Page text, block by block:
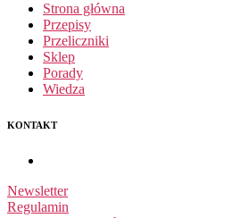
Strona główna
Przepisy
Przeliczniki
Sklep
Porady
Wiedza
KONTAKT
Newsletter
Regulamin